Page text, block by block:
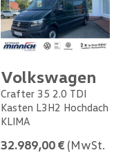
Volkswagen
Crafter 35 2.0 TDI
Kasten L3H2 Hochdach
KLIMA
32.989,00 € (MwSt.